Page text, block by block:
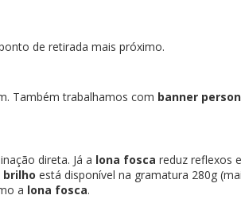
de retirada mais próximo.
Também trabalhamos com banner
direta. Já a lona fosca reduz reflexos
brilho está disponível na gramatura 280g
a lona fosca.